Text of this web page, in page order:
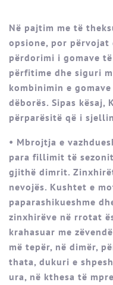
Në pajtim me të
opsione, por
përdorimi i gomave
përfitime dhe siguri
kombinimin e
dëborës. Sipas kësaj,
përparësitë që i
• Mbrojtja e
para fillimit të
gjithë dimrit.
nevojës. Kushtet e
paparashikueshme
zinxhirëve në rrotat
krahasuar me
më tepër, në dimër,
thata, dukuri e
ura, në kthesa të